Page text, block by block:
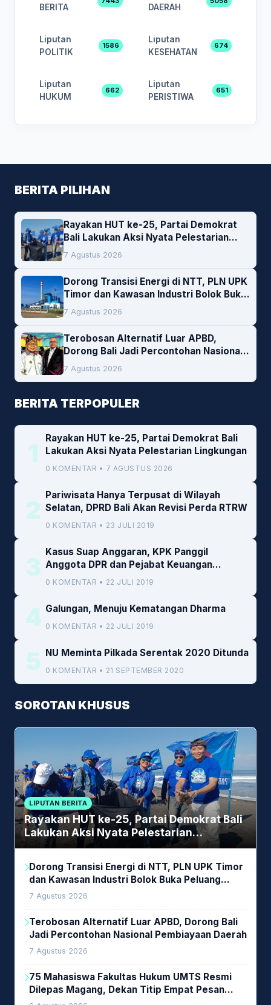
BERITA
DAERAH
Liputan
POLITIK
1586
Liputan
KESEHATAN
674
Liputan
HUKUM
662
Liputan
PERISTIWA
651
BERITA PILIHAN
Rayakan HUT ke-25, Partai Demokrat
Bali Lakukan Aksi Nyata Pelestarian
Lingkungan
7 Agustus 2026
Dorong Transisi Energi di NTT, PLN UPK
Timor dan Kawasan Industri Bolok Buka
Peluang Investasi Woodchip untuk
Cofiring PLTU Bolok
7 Agustus 2026
Terobosan Alternatif Luar APBD,
Dorong Bali Jadi Percontohan Nasional
Pembiayaan Daerah
7 Agustus 2026
BERITA TERPOPULER
1
Rayakan HUT ke-25, Partai Demokrat Bali
Lakukan Aksi Nyata Pelestarian Lingkungan
0 KOMENTAR • 7 AGUSTUS 2026
2
Pariwisata Hanya Terpusat di Wilayah
Selatan, DPRD Bali Akan Revisi Perda RTRW
0 KOMENTAR • 23 JULI 2019
3
Kasus Suap Anggaran, KPK Panggil
Anggota DPR dan Pejabat Keuangan
Kemenkeu
0 KOMENTAR • 22 JULI 2019
4 Galungan, Menuju Kematangan Dharma
0 KOMENTAR • 22 JULI 2019
5 NU Meminta Pilkada Serentak 2020 Ditunda
0 KOMENTAR • 21 SEPTEMBER 2020
SOROTAN KHUSUS
LIPUTAN BERITA
Rayakan HUT ke-25, Partai Demokrat Bali
Lakukan Aksi Nyata Pelestarian
Lingkungan
Dorong Transisi Energi di NTT, PLN UPK Timor
dan Kawasan Industri Bolok Buka Peluang
Investasi Woodchip untuk Cofiring PLTU Bolok
7 Agustus 2026
Terobosan Alternatif Luar APBD, Dorong Bali
Jadi Percontohan Nasional Pembiayaan Daerah
7 Agustus 2026
75 Mahasiswa Fakultas Hukum UMTS Resmi
Dilepas Magang, Dekan Titip Empat Pesan
Penting